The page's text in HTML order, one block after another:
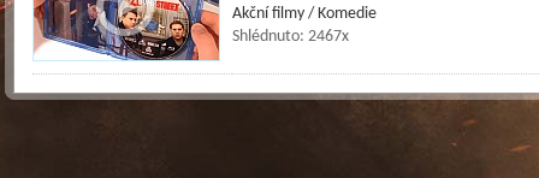
Akční filmy / Komedie
Shlédnuto: 2467x